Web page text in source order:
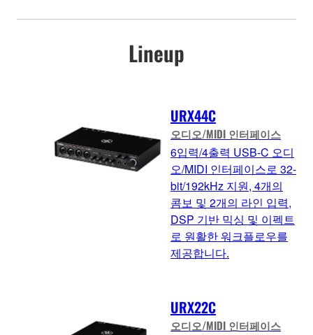
Lineup
URX44C
오디오/MIDI 인터페이스
6입력/4출력 USB-C 오디
오/MIDI 인터페이스로 32-
bit/192kHz 지원, 4개의
콤보 및 2개의 라인 입력,
DSP 기반 믹싱 및 이펙트
로 원활한 워크플로우를
제공합니다.
URX22C
오디오/MIDI 인터페이스